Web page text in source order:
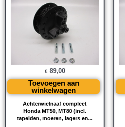
Achterwielnaaf compleet
Honda MT50, MT80 (incl.
tapeiden, moeren, lagers en...
€ 89,00
Toevoegen aan
winkelwagen